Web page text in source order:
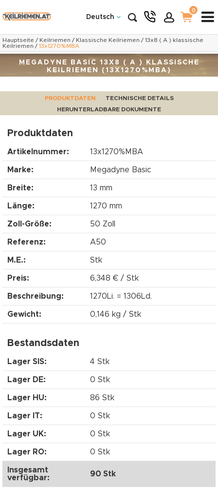
Deutsch
0
Hauptseite / Keilriemen / Klassische Keilriemen / 13x8 ( A ) klassische
Keilriemen / 13x1270%MBA
MEGADYNE BASIC 13X8 ( A ) KLASSISCHE
KEILRIEMEN (13X1270%MBA)
PRODUKTDATEN
TECHNISCHE DETAILS
HERUNTERLADBARE DOKUMENTE
Produktdaten
Artikelnummer: 13x1270%MBA
Marke: Megadyne Basic
Breite: 13 mm
Länge: 1270 mm
Zoll-Größe: 50 Zoll
Referenz: A50
M.E.: Stk
Preis: 6,348 € / Stk
Beschreibung: 1270Li. = 1306Ld.
Gewicht: 0,146 kg / Stk
Bestandsdaten
Lager SIS: 4 Stk
Lager DE: 0 Stk
Lager HU: 86 Stk
Lager IT: 0 Stk
Lager UK: 0 Stk
Lager RO: 0 Stk
Insgesamt
verfügbar:
90 Stk